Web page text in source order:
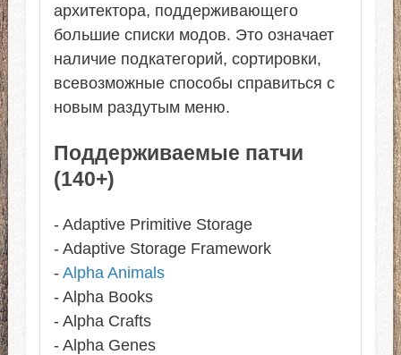
архитектора, поддерживающего
большие списки модов. Это означает
наличие подкатегорий, сортировки,
всевозможные способы справиться с
новым раздутым меню.
Поддерживаемые патчи
(140+)
- Adaptive Primitive Storage
- Adaptive Storage Framework
- Alpha Animals
- Alpha Books
- Alpha Crafts
- Alpha Genes